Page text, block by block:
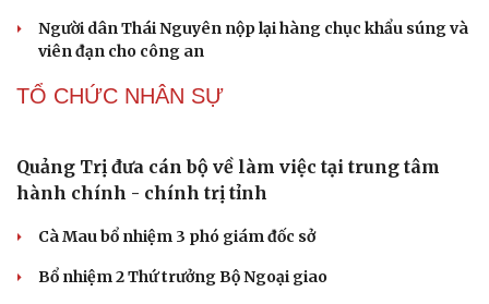
Người dân Thái Nguyên nộp lại hàng chục khẩu súng và
viên đạn cho công an
TỔ CHỨC NHÂN SỰ
Quảng Trị đưa cán bộ về làm việc tại trung tâm
hành chính - chính trị tỉnh
Cà Mau bổ nhiệm 3 phó giám đốc sở
Bổ nhiệm 2 Thứ trưởng Bộ Ngoại giao